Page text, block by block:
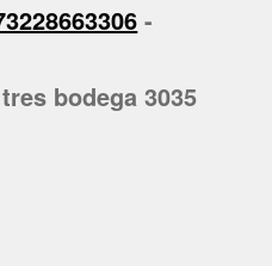
-
bodega 3035